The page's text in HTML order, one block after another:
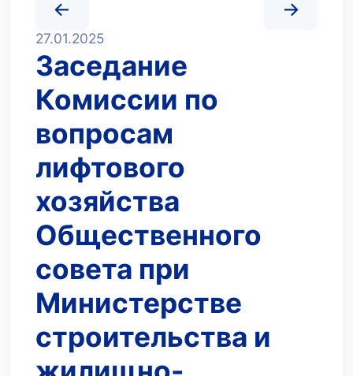
27.01.2025
Заседание
Комиссии по
вопросам
лифтового
хозяйства
Общественного
совета при
Министерстве
строительства и